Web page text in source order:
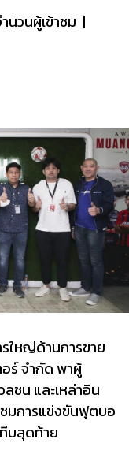
นวนผู้เข้าชม |
หญ่ด้านการขาย
ร์ จำกัด พาผู้
ชน และเหล่าอิน
ชมการแข่งขันฟุตบอ
มสุดท้าย